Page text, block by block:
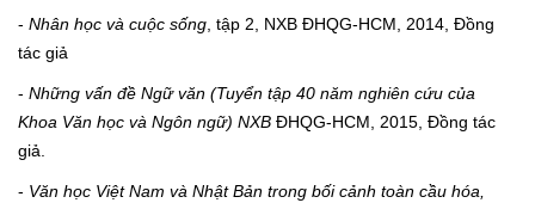
- Nhân học và cuộc sống, tập 2, NXB ĐHQG-HCM, 2014, Đồng
tác giả
- Những vấn đề Ngữ văn (Tuyển tập 40 năm nghiên cứu của
Khoa Văn học và Ngôn ngữ) NXB ĐHQG-HCM, 2015, Đồng tác
giả.
- Văn học Việt Nam và Nhật Bản trong bối cảnh toàn cầu hóa,